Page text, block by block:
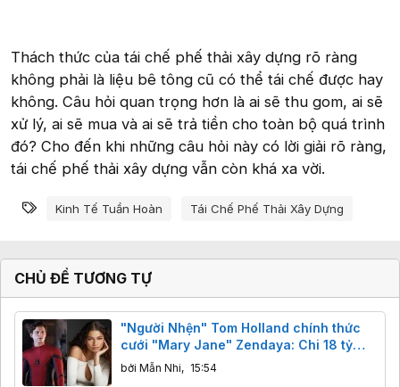
Thách thức của tái chế phế thải xây dựng rõ ràng
không phải là liệu bê tông cũ có thể tái chế được hay
không. Câu hỏi quan trọng hơn là ai sẽ thu gom, ai sẽ
xử lý, ai sẽ mua và ai sẽ trả tiền cho toàn bộ quá trình
đó? Cho đến khi những câu hỏi này có lời giải rõ ràng,
tái chế phế thải xây dựng vẫn còn khá xa vời.
Từ khóa
Kinh Tế Tuần Hoàn Tái Chế Phế Thải Xây Dựng
CHỦ ĐỀ TƯƠNG TỰ
"Người Nhện" Tom Holland chính thức
cưới "Mary Jane" Zendaya: Chi 18 tỷ
bao trọn điền trang, khách đến dự không
được mang điện thoại
bởi Mẫn Nhi, 15:54